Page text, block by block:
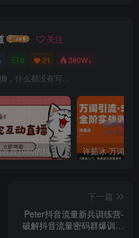
关注
0 21 380W+
，什么都没有写...
外面收费1980的抖音萌宠宠直播项目，可虚拟人直播，抖音报白，实时互动直播【软件+详细教程】
下一篇
Peter抖音流量新兵训练营-
破解抖音流量密码群爆训练